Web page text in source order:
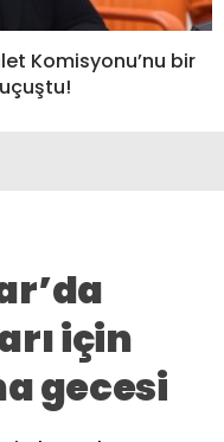
Komisyonu’nu bir
için
gecesi